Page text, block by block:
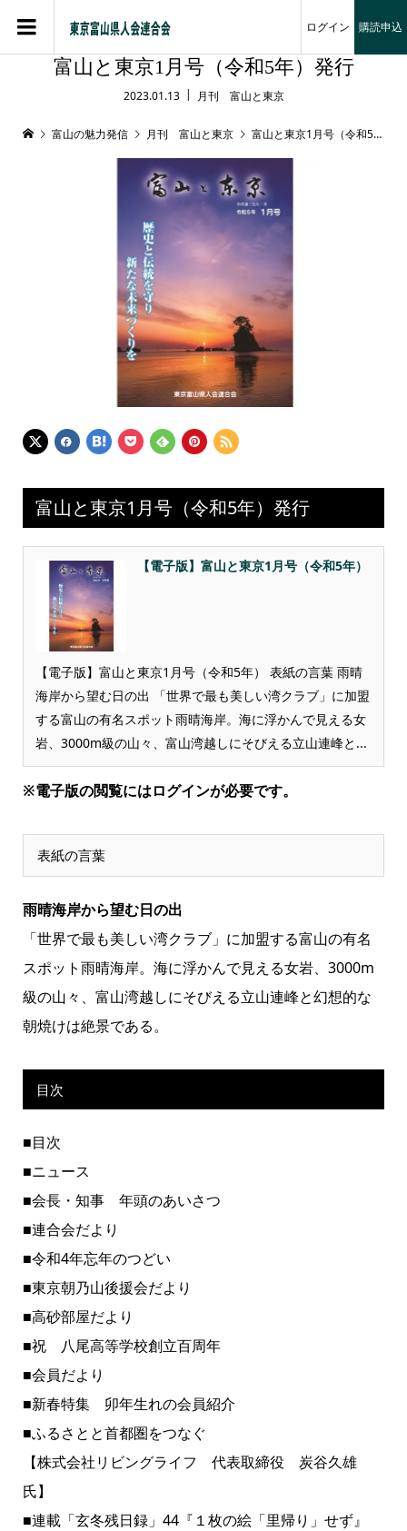
ログイン 購読申込
富山と東京1月号（令和5年）発行
2023.01.13 月刊 富山と東京
富山の魅力発信 月刊 富山と東京 富山と東京1月号（令和5年）発行
富山と東京1月号（令和5年）発行
【電子版】富山と東京1月号（令和5年）
【電子版】富山と東京1月号（令和5年） 表紙の言葉 雨晴
海岸から望む日の出 「世界で最も美しい湾クラブ」に加盟
する富山の有名スポット雨晴海岸。海に浮かんで見える女
岩、3000m級の山々、富山湾越しにそびえる立山連峰と...
※電子版の閲覧にはログインが必要です。
表紙の言葉
雨晴海岸から望む日の出
「世界で最も美しい湾クラブ」に加盟する富山の有名
スポット雨晴海岸。海に浮かんで見える女岩、3000m
級の山々、富山湾越しにそびえる立山連峰と幻想的な
朝焼けは絶景である。
目次
■目次
■ニュース
■会長・知事 年頭のあいさつ
■連合会だより
■令和4年忘年のつどい
■東京朝乃山後援会だより
■高砂部屋だより
■祝 八尾高等学校創立百周年
■会員だより
■新春特集 卯年生れの会員紹介
■ふるさとと首都圏をつなぐ
【株式会社リビングライフ 代表取締役 炭谷久雄
氏】
■連載「玄冬残日録」44『１枚の絵「里帰り」せず』